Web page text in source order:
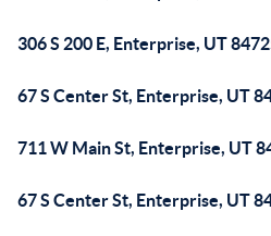
306 S 200 E, Enterprise, UT
67 S Center St, Enterprise, UT
711 W Main St, Enterprise, UT
67 S Center St, Enterprise, UT